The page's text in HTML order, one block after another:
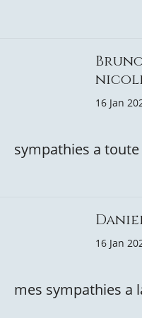
16 Jan
sympathies a
16 Jan
mes sympathies a